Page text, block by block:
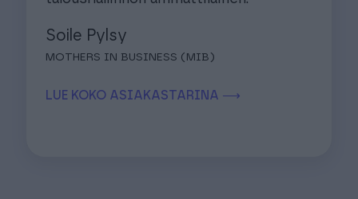
Soile Pylsy
MOTHERS IN BUSINESS (MIB)
LUE KOKO ASIAKASTARINA ⟶